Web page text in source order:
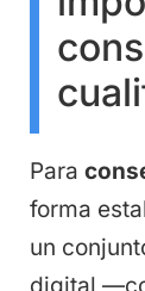
Para
forma
un
digital